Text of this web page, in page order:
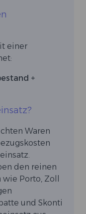
einer
+
Waren
den reinen
Porto, Zoll
und Skonti